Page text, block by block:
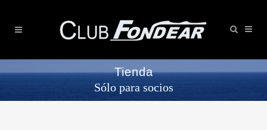
Tienda
Sólo para socios